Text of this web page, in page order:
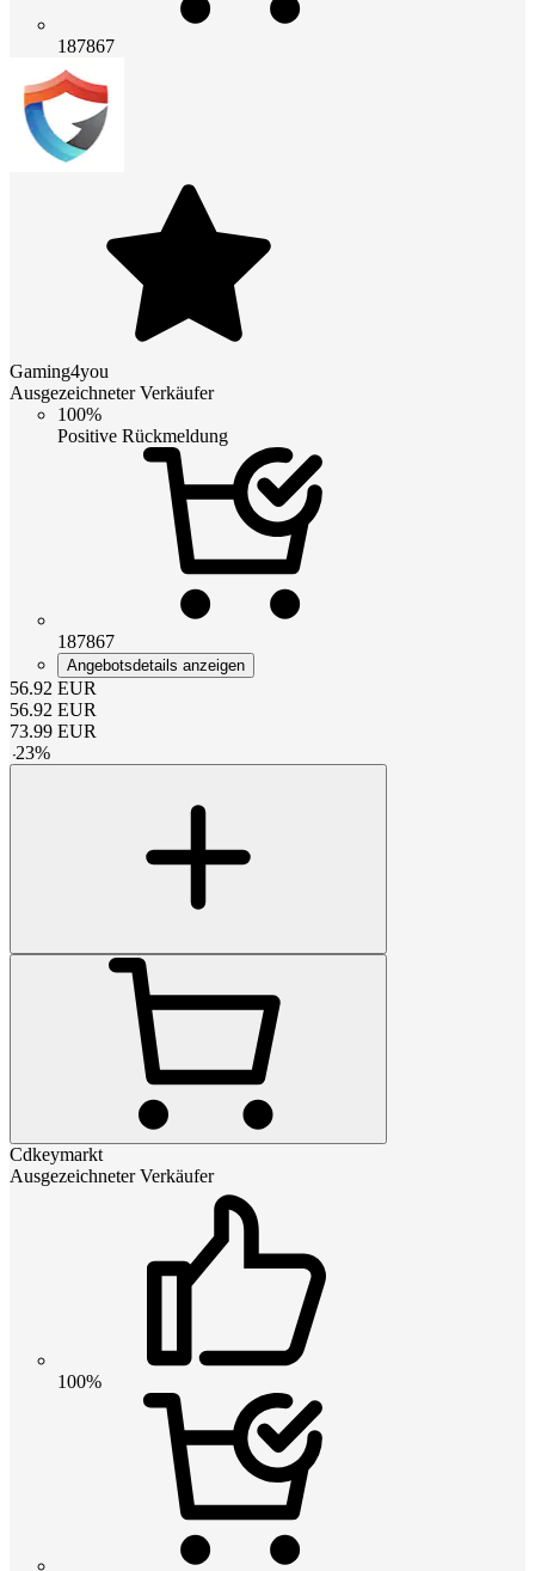
187867
Gaming4you
Ausgezeichneter Verkäufer
100%
Positive Rückmeldung
187867
Angebotsdetails anzeigen
56.92 EUR
56.92 EUR
73.99 EUR
-23%
Cdkeymarkt
Ausgezeichneter Verkäufer
100%